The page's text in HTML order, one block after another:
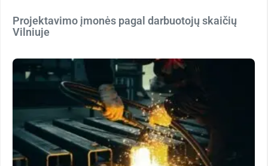
Projektavimo įmonės pagal darbuotojų skaičių
Vilniuje